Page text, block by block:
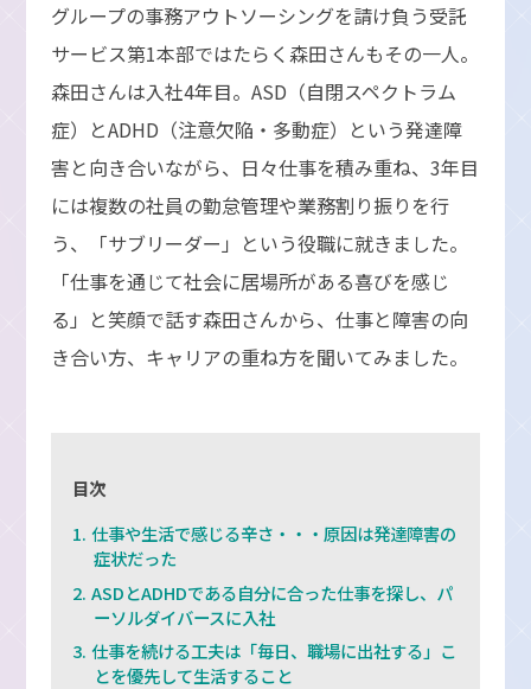
グループの事務アウトソーシングを請け負う受託
サービス第1本部ではたらく森田さんもその一人。
森田さんは入社4年目。ASD（自閉スペクトラム
症）とADHD（注意欠陥・多動症）という発達障
害と向き合いながら、日々仕事を積み重ね、3年目
には複数の社員の勤怠管理や業務割り振りを行
う、「サブリーダー」という役職に就きました。
「仕事を通じて社会に居場所がある喜びを感じ
る」と笑顔で話す森田さんから、仕事と障害の向
き合い方、キャリアの重ね方を聞いてみました。
目次
仕事や生活で感じる辛さ・・・原因は発達障害の
症状だった
ASDとADHDである自分に合った仕事を探し、パ
ーソルダイバースに入社
仕事を続ける工夫は「毎日、職場に出社する」こ
とを優先して生活すること